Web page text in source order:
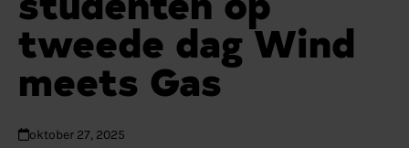
tweede dag Wind
meets Gas
oktober 27, 2025